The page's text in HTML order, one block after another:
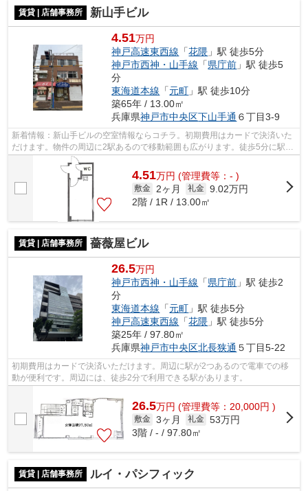
賃貸 | 店舗事務所 新山手ビル
4.51万円
神戸高速東西線 「花隈 」駅 徒歩5分
神戸市西神・山手線 「県庁前 」駅 徒歩5
分
東海道本線 「元町 」駅 徒歩10分
築65年 / 13.00㎡
兵庫県神戸市中央区下山手通 ６丁目3-9
新着情報：新山手ビルの空室情報ならコチラ。初期費用はカードで決済いた
だけます。物件の周辺に2駅あるので移動範囲も広がります。徒歩5分に駅が
4.51万円 (管理費等：- )
敷金 2ヶ月 礼金 9.02万円
2階 / 1R / 13.00㎡
賃貸 | 店舗事務所 薔薇屋ビル
26.5万円
神戸市西神・山手線 「県庁前 」駅 徒歩2
分
東海道本線 「元町 」駅 徒歩5分
神戸高速東西線 「花隈 」駅 徒歩5分
築25年 / 97.80㎡
兵庫県神戸市中央区北長狭通 ５丁目5-22
初期費用はカードで決済いただけます。周辺に駅が2つあるので電車での移
動が便利です。周辺には、徒歩2分で利用できる駅があります。
26.5万円 (管理費等：20,000円 )
敷金 3ヶ月 礼金 53万円
3階 / - / 97.80㎡
賃貸 | 店舗事務所 ルイ・パシフィック